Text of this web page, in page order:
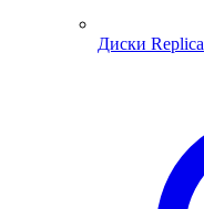
Диски Replica